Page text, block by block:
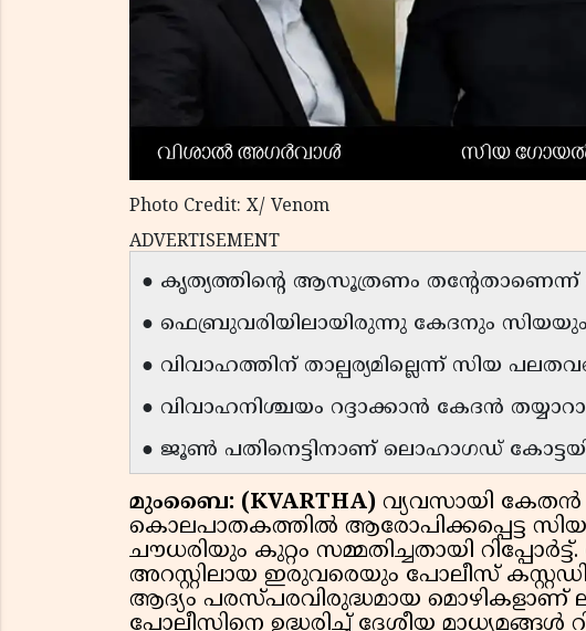
Photo Credit: X/ Venom
ADVERTISEMENT
● കൃത്യത്തിൻ്റെ ആസൂത്രണം തൻ്റേതാണെന്ന്
● ഫെബ്രുവരിയിലായിരുന്നു കേദനും
● വിവാഹത്തിന് താല്പര്യമില്ലെന്ന് സിയ
● വിവാഹനിശ്ചയം റദ്ദാക്കാൻ കേദൻ
● ജൂൺ പതിനെട്ടിനാണ് ലൊഹാഗഡ്
മുംബൈ: (KVARTHA) വ്യവസായി കേതൻ
കൊലപാതകത്തിൽ ആരോപിക്കപ്പെട്ട
ചൗധരിയും കുറ്റം സമ്മതിച്ചതായി
അറസ്റ്റിലായ ഇരുവരെയും പോലീസ്
ആദ്യം പരസ്പരവിരുദ്ധമായ മൊഴികളാണ്
പോലീസിനെ ഉദ്ധരിച്ച് ദേശീയ മാധ്യമങ്ങൾ